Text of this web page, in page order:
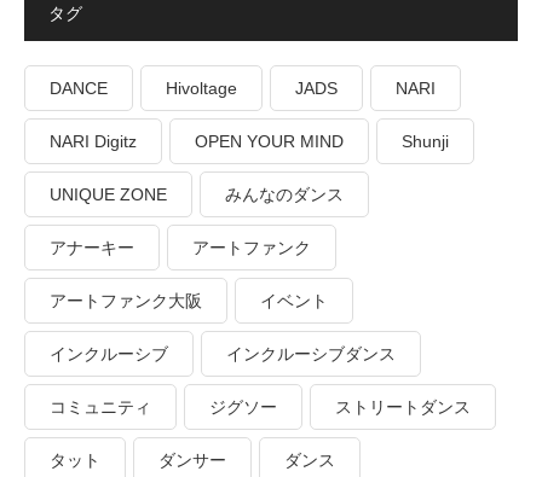
タグ
DANCE Hivoltage JADS NARI
NARI Digitz OPEN YOUR MIND Shunji
UNIQUE ZONE みんなのダンス
アナーキー アートファンク
アートファンク大阪 イベント
インクルーシブ インクルーシブダンス
コミュニティ ジグソー ストリートダンス
タット ダンサー ダンス